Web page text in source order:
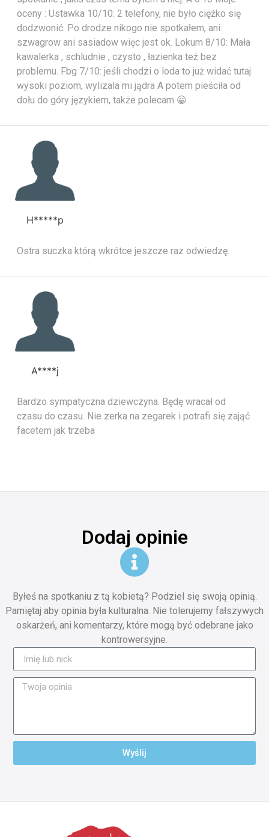
oceny : Ustawka 10/10: 2 telefony, nie było ciężko się
dodzwonić. Po drodze nikogo nie spotkałem, ani
szwagrow ani sasiadow więc jest ok. Lokum 8/10: Mała
kawalerka , schludnie , czysto , łazienka też bez
problemu. Fbg 7/10: jeśli chodzi o loda to już widać tutaj
wysoki poziom, wylizala mi jądra A potem pieściła od
dołu do góry językiem, także polecam 😀 .
H*****p
Ostra suczka którą wkrótce jeszcze raz odwiedzę.
A****j
Bardzo sympatyczna dziewczyna. Będę wracał od
czasu do czasu. Nie zerka na zegarek i potrafi się zająć
facetem jak trzeba
Dodaj opinie
Byłeś na spotkaniu z tą kobietą? Podziel się swoją opinią.
Pamiętaj aby opinia była kulturalna. Nie tolerujemy fałszywych
oskarżeń, ani komentarzy, które mogą być odebrane jako
kontrowersyjne.
Wyślij